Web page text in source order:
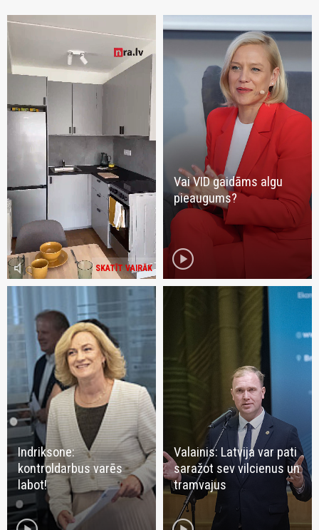
SKATĪT VAIRĀK
volume_mute
Vai VID gaidāms algu
pieaugums?
play_circle
Indriksone:
kontroldarbus varēs
labot!
Valainis: Latvija var pati
saražot sev vilcienus un
tramvajus